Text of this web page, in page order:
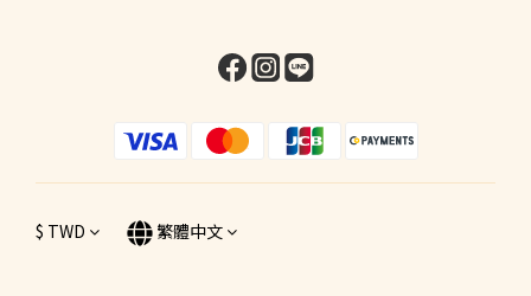
$ TWD 繁體中文